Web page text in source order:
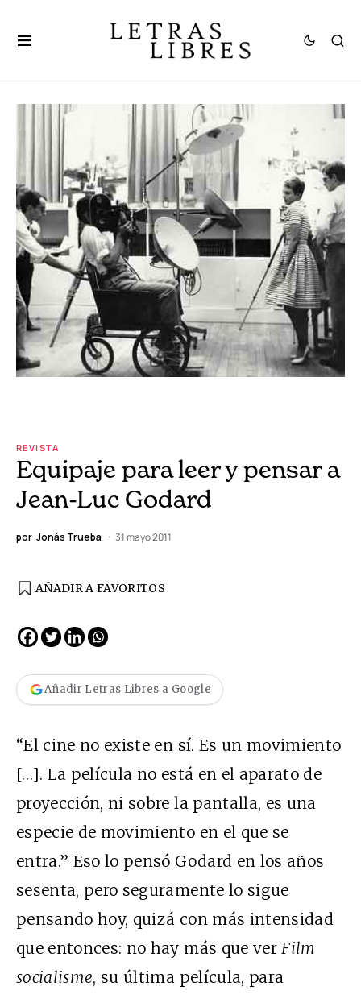
REVISTA
Equipaje para leer y pensar a
Jean-Luc Godard
por Jonás Trueba 31 mayo 2011
AÑADIR A FAVORITOS
Añadir Letras Libres a Google
“El cine no existe en sí. Es un movimiento
[…]. La película no está en el aparato de
proyección, ni sobre la pantalla, es una
especie de movimiento en el que se
entra.” Eso lo pensó Godard en los años
sesenta, pero seguramente lo sigue
pensando hoy, quizá con más intensidad
que entonces: no hay más que ver Film
socialisme, su última película, para